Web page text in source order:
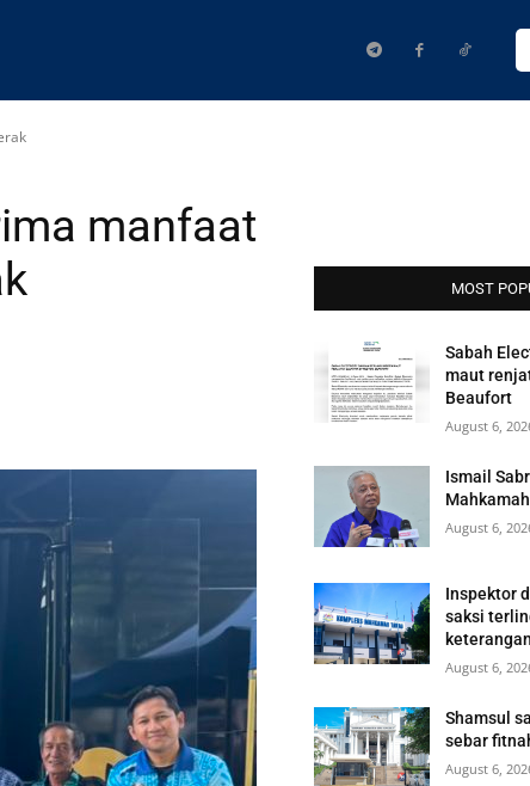
manfaat
MOST
Sabah
maut
Beaufort
August 6,
Ismail
August 6,
Inspektor
saksi
keterangan
August 6,
Shamsul
sebar
August 6,